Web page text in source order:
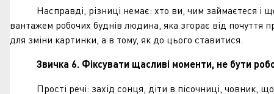
Насправді, різниці немає: хто ви, чим займаєтеся і що
вантажем робочих буднів людина, яка згорає від почуття
для зміни картинки, а в тому, як до цього ставитися.
Звичка 6. Фіксувати щасливі моменти, не бути
Прості речі: захід сонця, діти в пісочниці, човник, що